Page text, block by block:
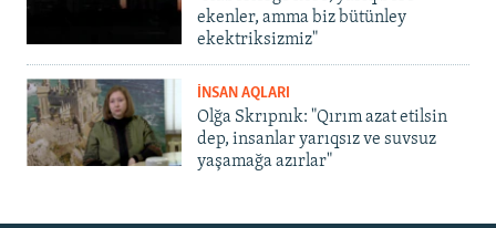
ekenler, amma biz bütünley
ekektriksizmiz"
İNSAN AQLARI
Olğa Skrıpnık: "Qırım azat etilsin
dep, insanlar yarıqsız ve suvsuz
yaşamağa azırlar"